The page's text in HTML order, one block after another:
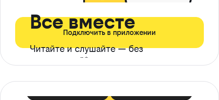
Все вместе
Читайте и слушайте — без
ограничений*
Подключить в приложении